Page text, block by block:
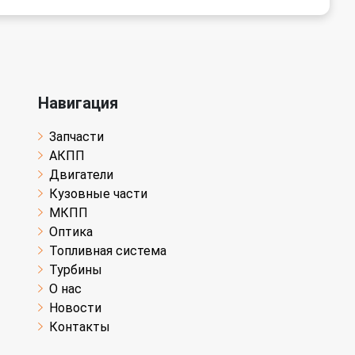
Навигация
Запчасти
АКПП
Двигатели
Кузовные части
МКПП
Оптика
Топливная система
Турбины
О нас
Новости
Контакты